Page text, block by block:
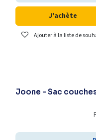
J'achète
Ajouter à la liste de
Joone - Sac